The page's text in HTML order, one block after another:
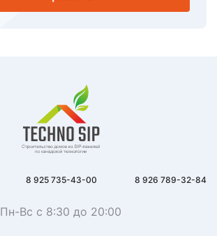
8 925 735-43-00 8 926 789-32-84
Пн-Вс с 8:30 до 20:00